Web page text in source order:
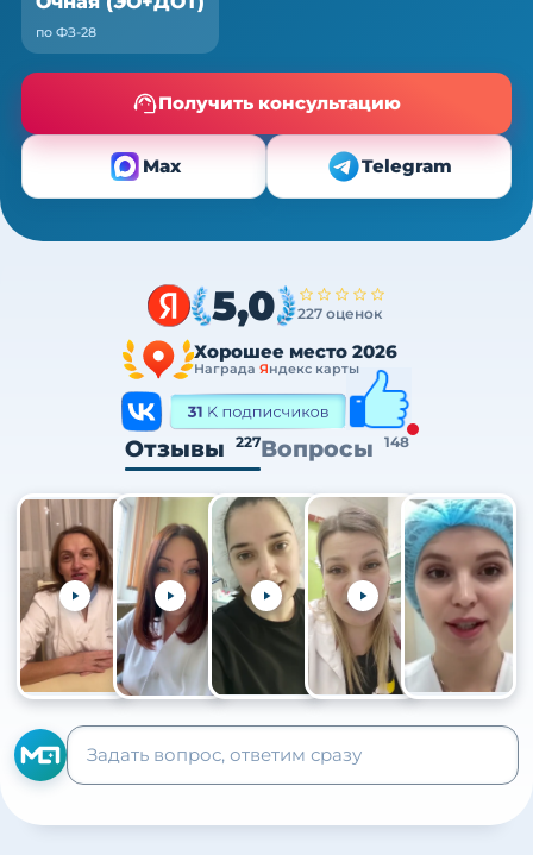
по ФЗ-28
Получить консультацию
Max Telegram
5,0 227 оценок
Хорошее место 2026
Награда Яндекс карты
Отзывы 227Вопросы 148
+105